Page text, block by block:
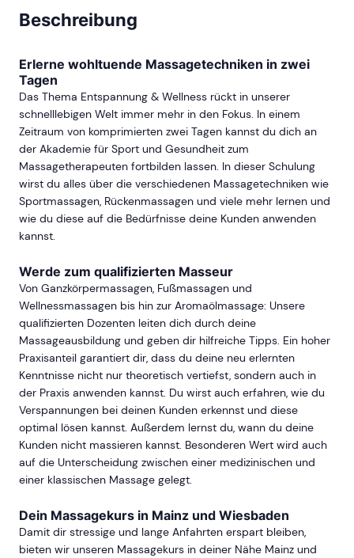
Beschreibung
Erlerne wohltuende Massagetechniken in zwei
Tagen
Das Thema Entspannung & Wellness rückt in unserer
schnelllebigen Welt immer mehr in den Fokus. In einem
Zeitraum von komprimierten zwei Tagen kannst du dich an
der Akademie für Sport und Gesundheit zum
Massagetherapeuten fortbilden lassen. In dieser Schulung
wirst du alles über die verschiedenen Massagetechniken wie
Sportmassagen, Rückenmassagen und viele mehr lernen und
wie du diese auf die Bedürfnisse deine Kunden anwenden
kannst.
Werde zum qualifizierten Masseur
Von Ganzkörpermassagen, Fußmassagen und
Wellnessmassagen bis hin zur Aromaölmassage: Unsere
qualifizierten Dozenten leiten dich durch deine
Massageausbildung und geben dir hilfreiche Tipps. Ein hoher
Praxisanteil garantiert dir, dass du deine neu erlernten
Kenntnisse nicht nur theoretisch vertiefst, sondern auch in
der Praxis anwenden kannst. Du wirst auch erfahren, wie du
Verspannungen bei deinen Kunden erkennst und diese
optimal lösen kannst. Außerdem lernst du, wann du deine
Kunden nicht massieren kannst. Besonderen Wert wird auch
auf die Unterscheidung zwischen einer medizinischen und
einer klassischen Massage gelegt.
Dein Massagekurs in Mainz und Wiesbaden
Damit dir stressige und lange Anfahrten erspart bleiben,
bieten wir unseren Massagekurs in deiner Nähe Mainz und